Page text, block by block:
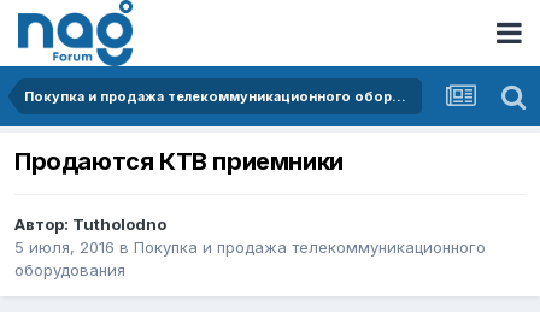
Покупка и продажа телекоммуникационного оборудования
Продаются КТВ приемники
Автор: Tutholodno
5 июля, 2016 в Покупка и продажа телекоммуникационного
оборудования